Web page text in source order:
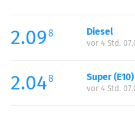
Mittwoch:
Donnerstag:
Samstag:
Sonntag:
2.09 8 Diesel
vor 4 Std.
2.048 Super (E10)
vor 4 Std.